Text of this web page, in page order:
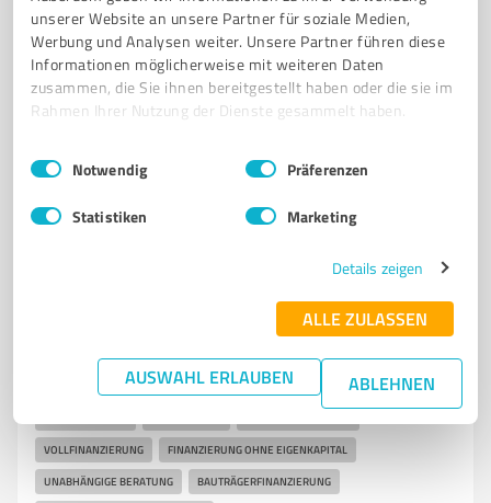
unserer Website an unsere Partner für soziale Medien,
Werbung und Analysen weiter. Unsere Partner führen diese
Informationen möglicherweise mit weiteren Daten
zusammen, die Sie ihnen bereitgestellt haben oder die sie im
Rahmen Ihrer Nutzung der Dienste gesammelt haben.
Impressum Datenschutzbestimmungen
Einwilligungsauswahl
Notwendig Präferenzen
Statistiken Marketing
Details zeigen
ALLE ZULASSEN
AUSWAHL ERLAUBEN ABLEHNEN
5.028Bewertungen
von 5.056 veröffentlicht (19 Quellen)
Dieses Profil vereint Bewertungen zu8 Profilen
4 Finanzdienstleistungen
Storchfinanz KG
DARLEHEN HYPOTHEK
GEWERBEIMMOBILIEN MEHRFAMILIENHAUS GRUNDSTÜCK
VOLLFINANZIERUNG FINANZIERUNG OHNE EIGENKAPITAL
UNABHÄNGIGE BERATUNG BAUTRÄGERFINANZIERUNG